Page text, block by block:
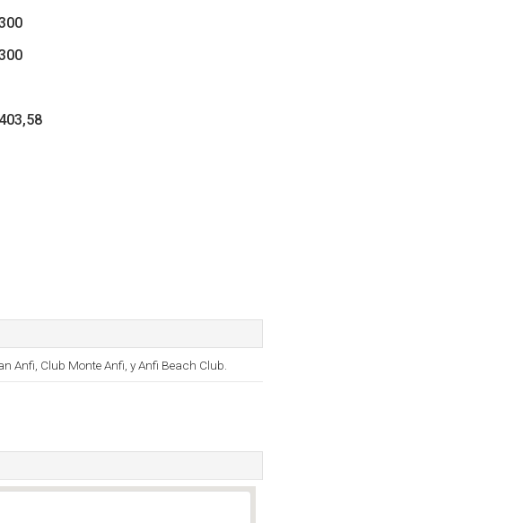
Anfi, Club Monte Anfi, y Anfi Beach Club.